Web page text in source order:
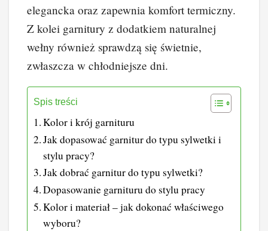
elegancka oraz zapewnia komfort termiczny.
Z kolei garnitury z dodatkiem naturalnej
wełny również sprawdzą się świetnie,
zwłaszcza w chłodniejsze dni.
Spis treści
Kolor i krój garnituru
Jak dopasować garnitur do typu sylwetki i
stylu pracy?
Jak dobrać garnitur do typu sylwetki?
Dopasowanie garnituru do stylu pracy
Kolor i materiał – jak dokonać właściwego
wyboru?